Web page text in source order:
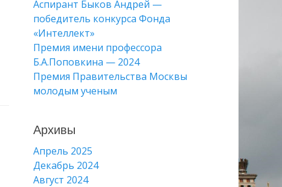
Аспирант Быков Андрей —
победитель конкурса Фонда
«Интеллект»
Премия имени профессора
Б.А.Поповкина — 2024
Премия Правительства Москвы
молодым ученым
Архивы
Апрель 2025
Декабрь 2024
Август 2024